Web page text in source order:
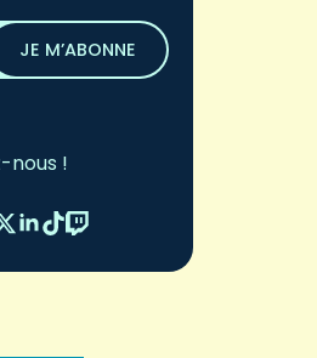
JE M’ABONNE
nous !